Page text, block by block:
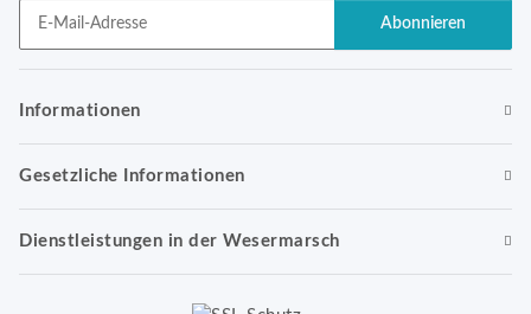
Abonnieren
Informationen
Gesetzliche Informationen
Dienstleistungen in der Wesermarsch